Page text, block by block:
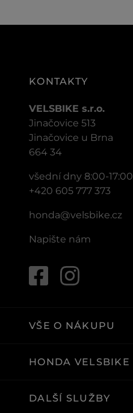
KONTAKTY
VELSBIKE s.r.o.
Jinačovice 513
Jinačovice u Brna
664 34
všední dny 8:00-17:00
+420 605 777 373
honda@velsbike.cz
Napište nám
VŠE O NÁKUPU
HONDA VELSBIKE
DALŠÍ SLUŽBY